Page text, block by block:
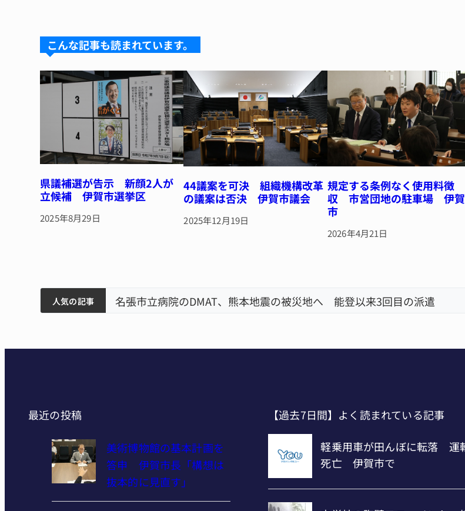
k
y
d
s
b
o
o
k
st
こんな記事も読まれています。
県議補選が告示 新顔2人が
立候補 伊賀市選挙区
2025年8月29日
44議案を可決 組織機構改革
の議案は否決 伊賀市議会
2025年12月19日
規定する条例なく使用料徴
収 市営団地の駐車場 伊賀
市
2026年4月21日
人気の記事
ィアで清掃 伊賀 名張市立病院のDMAT、熊本地震の被災地へ 能登以来3回目の派遣
最近の投稿
美術博物館の基本計画を
答申 伊賀市長「構想は
抜本的に見直す」
【過去7日間】よく読まれている記事